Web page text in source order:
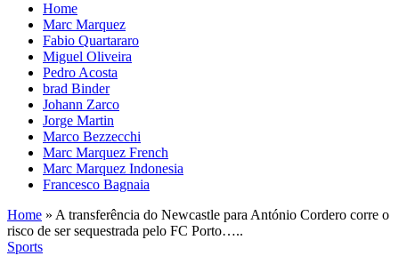
Home
Marc Marquez
Fabio Quartararo
Miguel Oliveira
Pedro Acosta
brad Binder
Johann Zarco
Jorge Martin
Marco Bezzecchi
Marc Marquez French
Marc Marquez Indonesia
Francesco Bagnaia
Home » A transferência do Newcastle para António Cordero corre o
risco de ser sequestrada pelo FC Porto…..
Sports